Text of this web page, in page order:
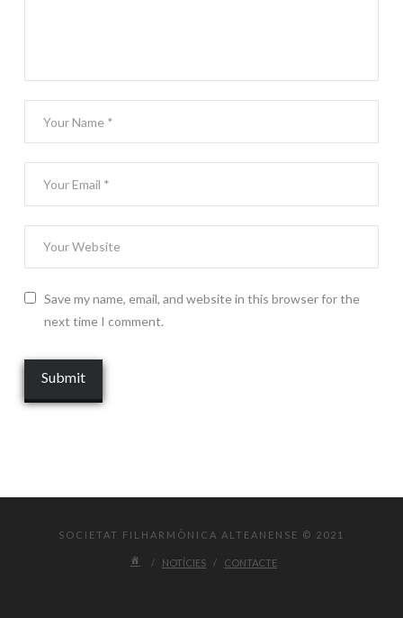
Save my name, email, and website in this browser for the
next time I comment.
SOCIETAT FILHARMÒNICA ALTEANENSE © 2021
NOTÍCIES CONTACTE